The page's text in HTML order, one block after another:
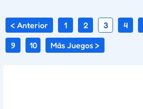
< Anterior 1 2 3 4
9
10 Más Juegos >